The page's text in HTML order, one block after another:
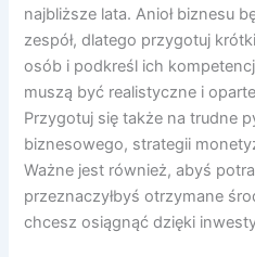
najbliższe lata. Anioł biznesu
zespół, dlatego przygotuj
osób i podkreśl ich
muszą być realistyczne i
Przygotuj się także na trudne
biznesowego, strategii
Ważne jest również, abyś
przeznaczyłbyś otrzymane
chcesz osiągnąć dzięki